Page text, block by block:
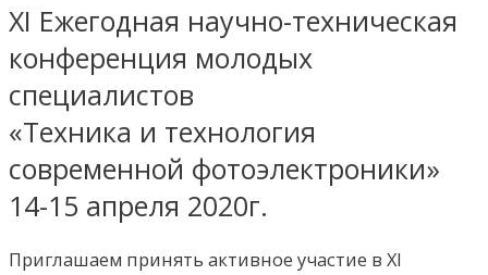
XI Ежегодная научно-техническая
конференция молодых
специалистов
«Техника и технология
современной фотоэлектроники»
14-15 апреля 2020г.
Приглашаем принять активное участие в XI